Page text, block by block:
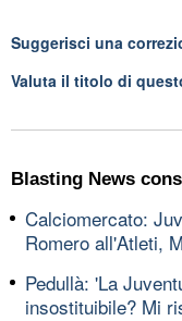
Suggerisci una
Valuta il titolo di
Blasting News
Calciomercato:
Romero all'Atleti,
Pedullà: 'La
insostituibile? Mi